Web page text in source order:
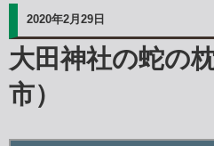
2020年2月29日
大田神社の蛇の
市）